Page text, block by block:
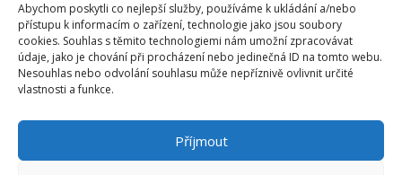
Abychom poskytli co nejlepší služby, používáme k ukládání a/nebo
přístupu k informacím o zařízení, technologie jako jsou soubory
cookies. Souhlas s těmito technologiemi nám umožní zpracovávat
údaje, jako je chování při procházení nebo jedinečná ID na tomto webu.
Nesouhlas nebo odvolání souhlasu může nepříznivě ovlivnit určité
vlastnosti a funkce.
Příjmout